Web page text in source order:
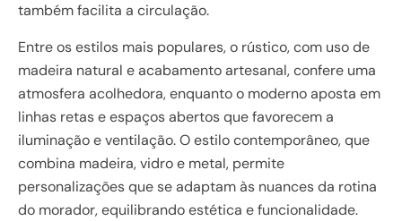
também facilita a circulação.
Entre os estilos mais populares, o rústico, com uso de
madeira natural e acabamento artesanal, confere uma
atmosfera acolhedora, enquanto o moderno aposta em
linhas retas e espaços abertos que favorecem a
iluminação e ventilação. O estilo contemporâneo, que
combina madeira, vidro e metal, permite
personalizações que se adaptam às nuances da rotina
do morador, equilibrando estética e funcionalidade.